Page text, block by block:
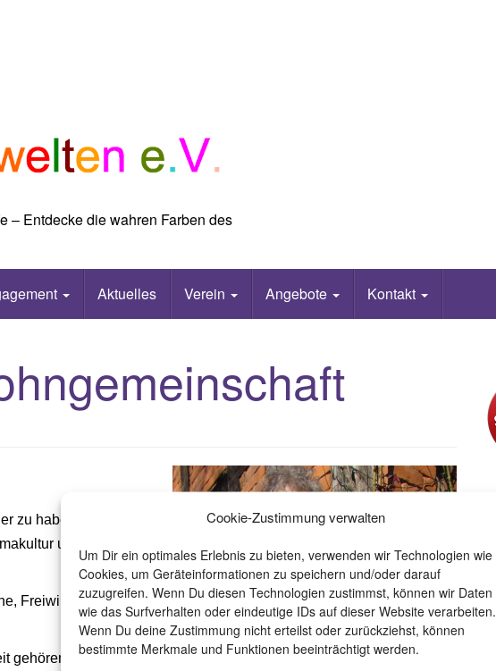
Cookie-Zustimmung verwalten
Um Dir ein optimales Erlebnis zu bieten, verwenden wir Technologien wie
Cookies, um Geräteinformationen zu speichern und/oder darauf
zuzugreifen. Wenn Du diesen Technologien zustimmst, können wir Daten
wie das Surfverhalten oder eindeutige IDs auf dieser Website verarbeiten.
Wenn Du deine Zustimmung nicht erteilst oder zurückziehst, können
bestimmte Merkmale und Funktionen beeinträchtigt werden.
– Entdecke die wahren Farben des
Aktuelles Verein Angebote Kontakt
zu haben und
und
Freiwillige im
gehören viel Lachen,